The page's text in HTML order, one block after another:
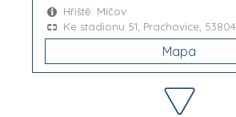
Hřiště: Míčov
Ke stadionu 51, Prachovice, 53804
Mapa